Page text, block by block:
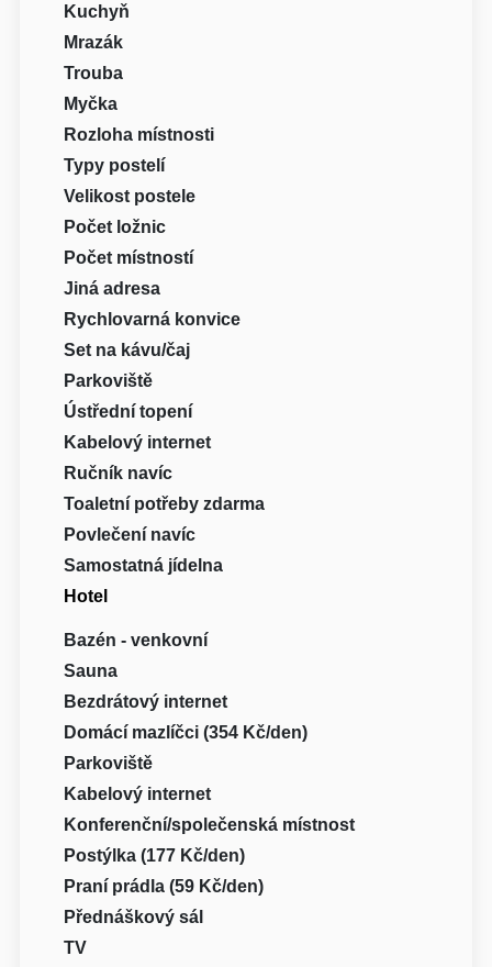
Kuchyň
Mrazák
Trouba
Myčka
Rozloha místnosti
Typy postelí
Velikost postele
Počet ložnic
Počet místností
Jiná adresa
Rychlovarná konvice
Set na kávu/čaj
Parkoviště
Ústřední topení
Kabelový internet
Ručník navíc
Toaletní potřeby zdarma
Povlečení navíc
Samostatná jídelna
Hotel
Bazén - venkovní
Sauna
Bezdrátový internet
Domácí mazlíčci (354 Kč/den)
Parkoviště
Kabelový internet
Konferenční/společenská místnost
Postýlka (177 Kč/den)
Praní prádla (59 Kč/den)
Přednáškový sál
TV